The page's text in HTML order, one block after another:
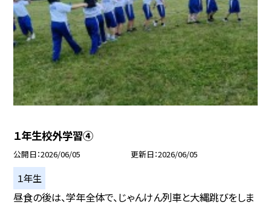
１年生校外学習④
公開日 2026/06/05 更新日 2026/06/05
１年生
昼食の後は、学年全体で、じゃんけん列車と大縄跳びをしま